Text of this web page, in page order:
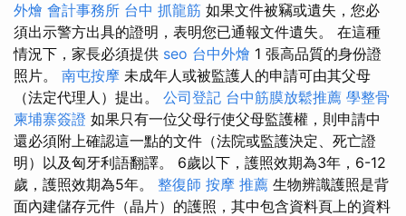
外燴 會計事務所 台中 抓龍筋 如果文件被竊或遺失，您必
須出示警方出具的證明，表明您已通報文件遺失。 在這種
情況下，家長必須提供 seo 台中外燴 1 張高品質的身份證
照片。 南屯按摩 未成年人或被監護人的申請可由其父母
（法定代理人）提出。 公司登記 台中筋膜放鬆推薦 學整骨
柬埔寨簽證 如果只有一位父母行使父母監護權，則申請中
還必須附上確認這一點的文件（法院或監護決定、死亡證
明）以及匈牙利語翻譯。 6歲以下，護照效期為3年，6-12
歲，護照效期為5年。 整復師 按摩 推薦 生物辨識護照是背
面內建儲存元件（晶片）的護照，其中包含資料頁上的資料